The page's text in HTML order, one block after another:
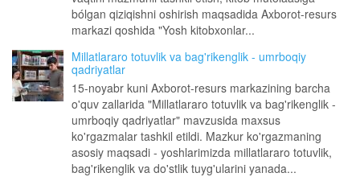
bólgan qiziqishni oshirish maqsadida Axborot-resurs
markazi qoshida "Yosh kitobxonlar...
Millatlararo totuvlik va bag'rikenglik - umrboqiy
qadriyatlar
15-noyabr kuni Axborot-resurs markazining barcha
o'quv zallarida "Millatlararo totuvlik va bag'rikenglik -
umrboqiy qadriyatlar" mavzusida maxsus
ko'rgazmalar tashkil etildi. Mazkur ko'rgazmaning
asosiy maqsadi - yoshlarimizda millatlararo totuvlik,
bag'rikenglik va do'stlik tuyg'ularini yanada...